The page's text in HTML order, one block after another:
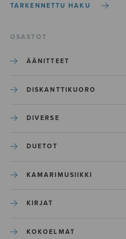
TARKENNETTU HAKU
OSASTOT
ÄÄNITTEET
DISKANTTIKUORO
DIVERSE
DUETOT
KAMARIMUSIIKKI
KIRJAT
KOKOELMAT